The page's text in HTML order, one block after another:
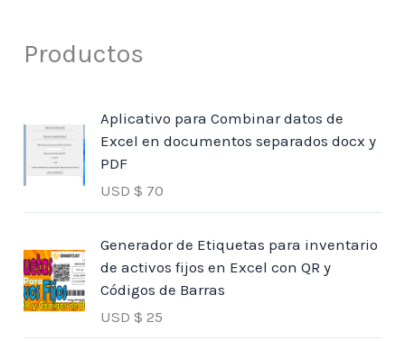
Productos
Aplicativo para Combinar datos de
Excel en documentos separados docx y
PDF
USD $ 70
Generador de Etiquetas para inventario
de activos fijos en Excel con QR y
Códigos de Barras
USD $ 25